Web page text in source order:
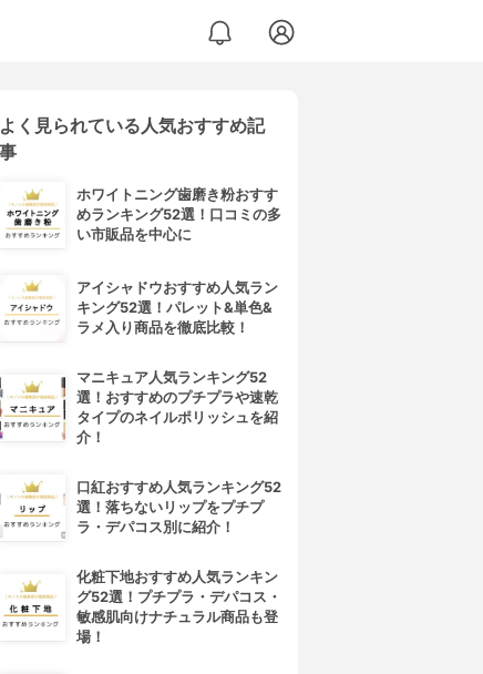
よく見られている人気おすすめ記
事
ホワイトニング歯磨き粉おすす
めランキング52選！口コミの多
い市販品を中心に
アイシャドウおすすめ人気ラン
キング52選！パレット&単色&
ラメ入り商品を徹底比較！
マニキュア人気ランキング52
選！おすすめのプチプラや速乾
タイプのネイルポリッシュを紹
介！
口紅おすすめ人気ランキング52
選！落ちないリップをプチプ
ラ・デパコス別に紹介！
化粧下地おすすめ人気ランキン
グ52選！プチプラ・デパコス・
敏感肌向けナチュラル商品も登
場！